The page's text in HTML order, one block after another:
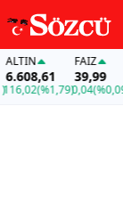
(%1,79)
FAİZ
39,99
0,04(%0,09)